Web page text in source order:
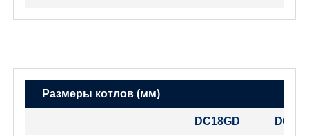
Размеры котлов (мм)
DC18GD